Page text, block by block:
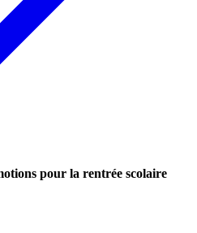
pour la rentrée scolaire